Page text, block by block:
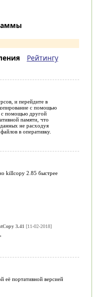
Рейтингу
и перейдите в
с помощью
с помощью другой
памяти, что
не расходуя
в оперативку.
killcopy 2.85 быстрее
3.41 [11-02-2018]
её портативной версией